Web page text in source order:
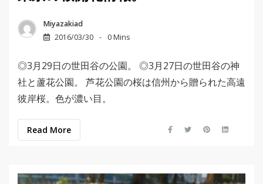
Miyazakiad
2016/03/30
0 Mins
◎3月29日の世田谷の公園。 ◎3月27日の世田谷の神
社と蘆花公園。 芦花公園の桜は信州から贈られた高遠
彼岸桜。色が濃い目。
Read More